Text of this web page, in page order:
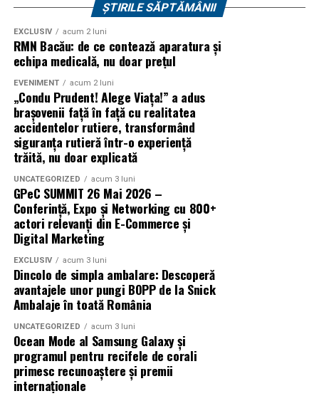
BVON.ro
Caravana„În pielea mea”ajunge laCinema City
Shopping City Ploiești, pe 18 februarie,
proiecția specială introdusă de regizorul
alături de actorii Ioana State, Vlad și Oana Gherman,
Azaleea Necula și Gabriel Vatavu.
O comedie actuală și spumoasă, filmul
mea”este distribuit de T.R.I.B.E. Films.
TRAILER:https://bit.ly/InPieleaMea
Site oficial:inpieleamea.ro
Mai multe detalii, imagini de la filmări, fragmente din
film, declarații din partea actorilor și informații despre
concursuri sunt disponibile pe paginile social media ale
filmului deFacebook
Adrian Pădurețu semnează imaginea filmului. De sunet
s-a ocupat Bogdan Ivanovici, de scenografie Anca
Miron, iar de costume Francisca Vass.
„În Pielea Mea” este un film produs de: CB MOTION
PICTURES.
ȘTIRILE SĂPTĂMÂNII
EXCLUSIV acum 2 luni
RMN Bacău: de ce contează aparatura și
echipa medicală, nu doar prețul
EVENIMENT acum 2 luni
„Condu Prudent! Alege Viața!” a adus
brașovenii față în față cu realitatea
accidentelor rutiere, transformând
siguranța rutieră într-o experiență
trăită, nu doar explicată
UNCATEGORIZED acum 3 luni
GPeC SUMMIT 26 Mai 2026 –
Conferință, Expo și Networking cu 800+
actori relevanți din E-Commerce și
Digital Marketing
EXCLUSIV acum 3 luni
Dincolo de simpla ambalare: Descoperă
avantajele unor pungi BOPP de la Snick
Ambalaje în toată România
UNCATEGORIZED acum 3 luni
Ocean Mode al Samsung Galaxy și
programul pentru recifele de corali
primesc recunoaștere și premii
internaționale